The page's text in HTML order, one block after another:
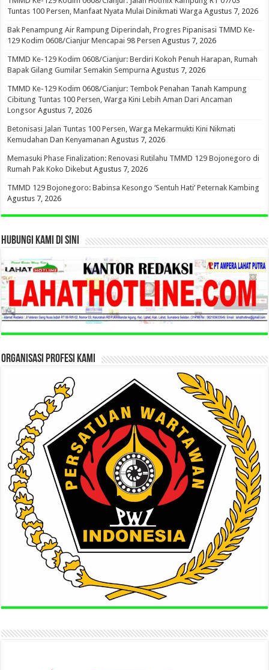
Tuntas 100 Persen, Manfaat Nyata Mulai Dinikmati Warga Agustus 7, 2026
Bak Penampung Air Rampung Diperindah, Progres Pipanisasi TMMD Ke-
129 Kodim 0608/Cianjur Mencapai 98 Persen Agustus 7, 2026
TMMD Ke-129 Kodim 0608/Cianjur: Berdiri Kokoh Penuh Harapan, Rumah
Bapak Gilang Gumilar Semakin Sempurna Agustus 7, 2026
TMMD Ke-129 Kodim 0608/Cianjur: Tembok Penahan Tanah Kampung
Cibitung Tuntas 100 Persen, Warga Kini Lebih Aman Dari Ancaman
Longsor Agustus 7, 2026
Betonisasi Jalan Tuntas 100 Persen, Warga Mekarmukti Kini Nikmati
Kemudahan Dan Kenyamanan Agustus 7, 2026
Memasuki Phase Finalization: Renovasi Rutilahu TMMD 129 Bojonegoro di
Rumah Pak Koko Dikebut Agustus 7, 2026
TMMD 129 Bojonegoro: Babinsa Kesongo ‘Sentuh Hati’ Peternak Kambing
Agustus 7, 2026
HUBUNGI KAMI DI SINI
ORGANISASI PROFESI KAMI